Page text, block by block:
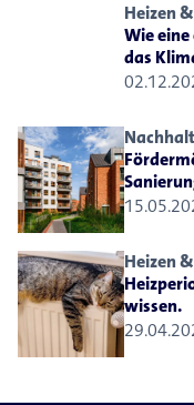
Heizen
Wie
das
Heizen
wissen.